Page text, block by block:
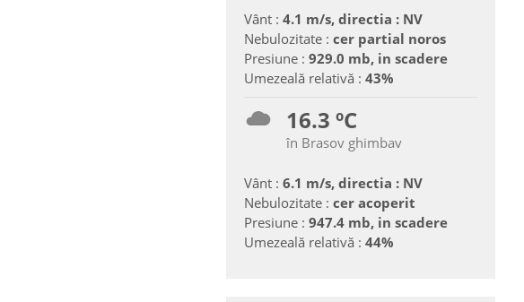
Vânt : 4.1 m/s, directia : NV
Nebulozitate : cer partial noros
Presiune : 929.0 mb, in scadere
Umezeală relativă : 43%
16.3 ºC
în Brasov ghimbav
Vânt : 6.1 m/s, directia : NV
Nebulozitate : cer acoperit
Presiune : 947.4 mb, in scadere
Umezeală relativă : 44%